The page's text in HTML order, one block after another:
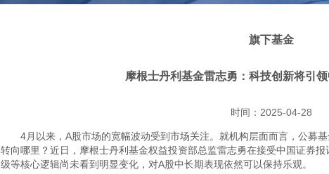
旗下基金
摩根士丹利基金雷志勇：科技创新将引
时间：2025-04-28
4月以来，A股市场的宽幅波动受到市场关注。就机构层面而言，公募
转向哪里？近日，摩根士丹利基金权益投资部总监雷志勇在接受中国证券
级等核心逻辑尚未看到明显变化，对A股中长期表现依然可以保持乐观。